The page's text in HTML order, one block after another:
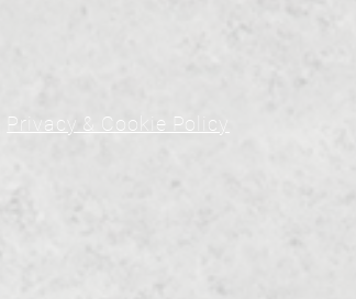
Privacy & Cookie Policy